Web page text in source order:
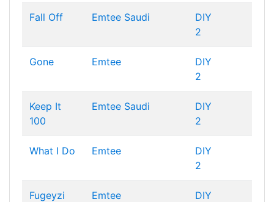
Fall Off Emtee Saudi
DIY
2
Gone Emtee
DIY
2
Keep It
100
Emtee Saudi
DIY
2
What I Do Emtee
DIY
2
Fugeyzi Emtee
DIY